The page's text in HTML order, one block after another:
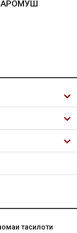
таҳсилоти